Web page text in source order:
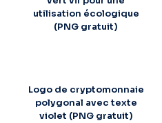
utilisation écologique
(PNG gratuit)
Logo de cryptomonnaie
polygonal avec texte
violet (PNG gratuit)